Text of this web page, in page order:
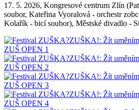
17. 5. 2026, Kongresové centrum Zlín
soubor, Kateřina Vyoralová - orchestr
Kolařík - bicí soubor), Městské divadlo -